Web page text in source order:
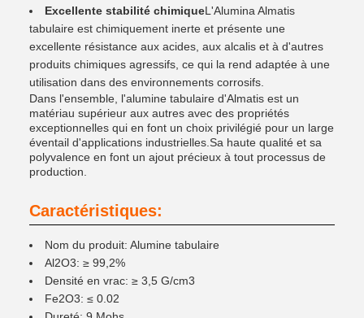
Excellente stabilité chimiqueL'Alumina Almatis
tabulaire est chimiquement inerte et présente une
excellente résistance aux acides, aux alcalis et à d'autres
produits chimiques agressifs, ce qui la rend adaptée à une
utilisation dans des environnements corrosifs.
Dans l'ensemble, l'alumine tabulaire d'Almatis est un
matériau supérieur aux autres avec des propriétés
exceptionnelles qui en font un choix privilégié pour un large
éventail d'applications industrielles.Sa haute qualité et sa
polyvalence en font un ajout précieux à tout processus de
production.
Caractéristiques:
Nom du produit: Alumine tabulaire
Al2O3: ≥ 99,2%
Densité en vrac: ≥ 3,5 G/cm3
Fe2O3: ≤ 0.02